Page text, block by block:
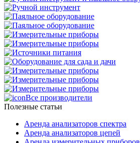
Все производители
Полезные статьи
Аренда анализаторов спектра
Аренда анализаторов цепей